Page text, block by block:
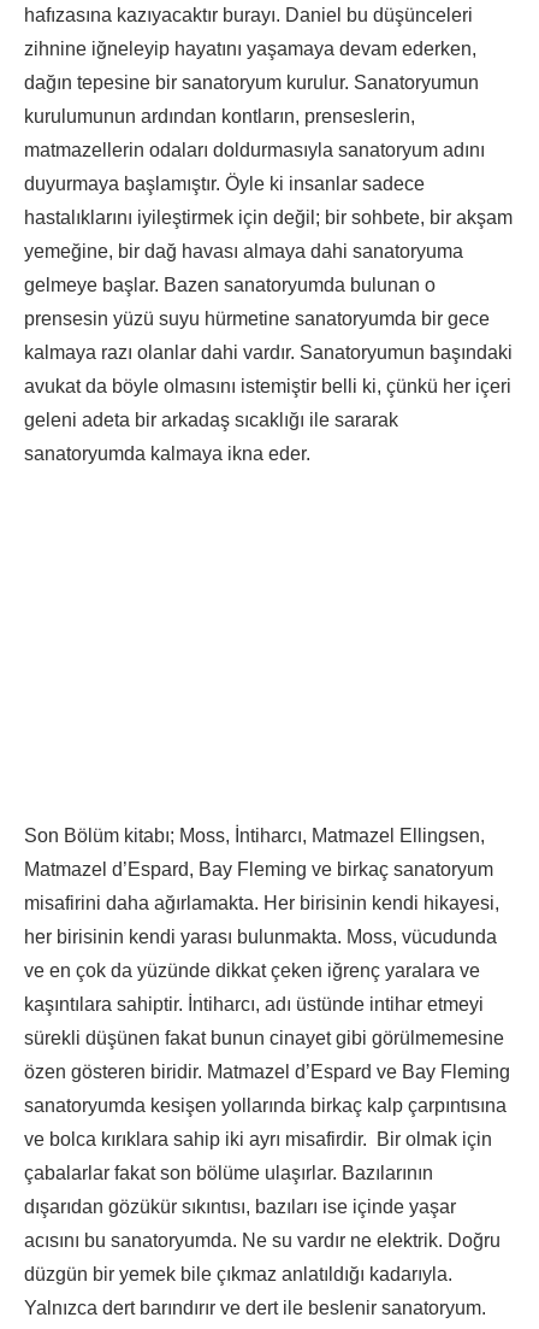
hafızasına kazıyacaktır burayı. Daniel bu düşünceleri
zihnine iğneleyip hayatını yaşamaya devam ederken,
dağın tepesine bir sanatoryum kurulur. Sanatoryumun
kurulumunun ardından kontların, prenseslerin,
matmazellerin odaları doldurmasıyla sanatoryum adını
duyurmaya başlamıştır. Öyle ki insanlar sadece
hastalıklarını iyileştirmek için değil; bir sohbete, bir akşam
yemeğine, bir dağ havası almaya dahi sanatoryuma
gelmeye başlar. Bazen sanatoryumda bulunan o
prensesin yüzü suyu hürmetine sanatoryumda bir gece
kalmaya razı olanlar dahi vardır. Sanatoryumun başındaki
avukat da böyle olmasını istemiştir belli ki, çünkü her içeri
geleni adeta bir arkadaş sıcaklığı ile sararak
sanatoryumda kalmaya ikna eder.
Son Bölüm kitabı; Moss, İntiharcı, Matmazel Ellingsen,
Matmazel d’Espard, Bay Fleming ve birkaç sanatoryum
misafirini daha ağırlamakta. Her birisinin kendi hikayesi,
her birisinin kendi yarası bulunmakta. Moss, vücudunda
ve en çok da yüzünde dikkat çeken iğrenç yaralara ve
kaşıntılara sahiptir. İntiharcı, adı üstünde intihar etmeyi
sürekli düşünen fakat bunun cinayet gibi görülmemesine
özen gösteren biridir. Matmazel d’Espard ve Bay Fleming
sanatoryumda kesişen yollarında birkaç kalp çarpıntısına
ve bolca kırıklara sahip iki ayrı misafirdir. Bir olmak için
çabalarlar fakat son bölüme ulaşırlar. Bazılarının
dışarıdan gözükür sıkıntısı, bazıları ise içinde yaşar
acısını bu sanatoryumda. Ne su vardır ne elektrik. Doğru
düzgün bir yemek bile çıkmaz anlatıldığı kadarıyla.
Yalnızca dert barındırır ve dert ile beslenir sanatoryum.